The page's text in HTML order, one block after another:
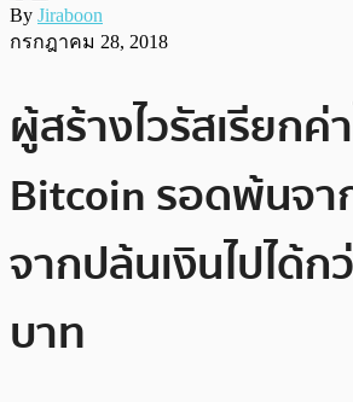
By Jiraboon
กรกฎาคม 28, 2018
ผู้สร้างไวรัสเรียกค่
Bitcoin รอดพ้นจ
จากปล้นเงินไปได้ก
บาท